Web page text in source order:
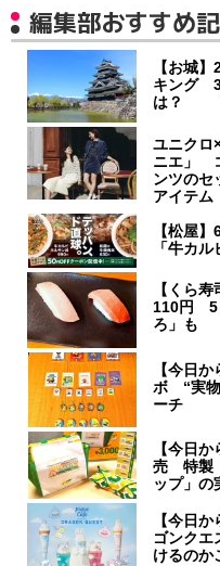
編集部おすすめ
【お城
キング 3
は？
ユニクロ
ニエ」
ンツのセ
アイテム
【松屋
「牛カ
【くら
110円 5
ろ」も
【今日
ボ “実物
ーチ
【今日
売 特製
ップ」
【今日
ゴンク
けるのか